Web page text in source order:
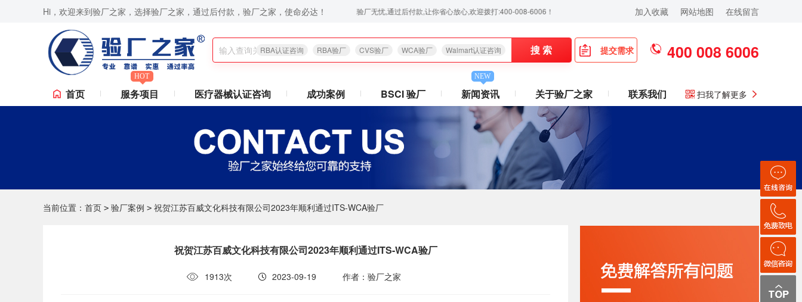
Hi，欢迎来到验厂之家，选择验厂之家，通过后付款，验厂之家，使命必达！
厂,Disney验厂,RBA认证咨询,ISO9001认证咨询,苹果验厂,华为验厂等一站式验厂咨询、验厂辅导服务,验厂无忧,通过后付款,让你省心放心,欢迎拨打:400-008-6006！ 加入收藏 网站地图 在线留言
RBA认证咨询 RBA验厂 CVS验厂 WCA验厂 Walmart认证咨询 搜 索 提交需求 400 008 6006
首页
HOT
服务项目 医疗器械认证咨询 成功案例 BSCI 验厂
NEW
新闻资讯 关于验厂之家 联系我们 扫我了解更多
当前位置： 首页 > 验厂案例 > 祝贺江苏百威文化科技有限公司2023年顺利通过ITS-WCA验厂
祝贺江苏百威文化科技有限公司2023年顺利通过ITS-WCA验厂
1913次 2023-09-19 作者：验厂之家